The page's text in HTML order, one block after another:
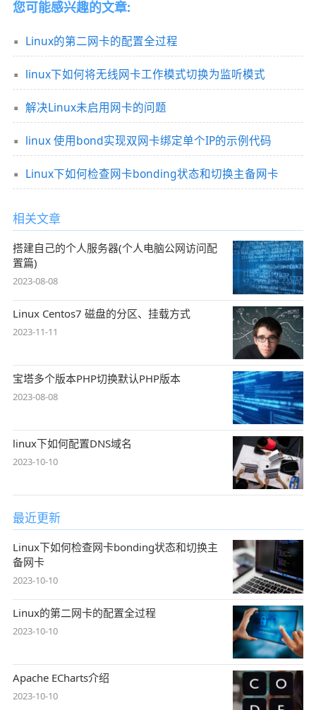
您可能感兴趣的文章:
Linux的第二网卡的配置全过程
linux下如何将无线网卡工作模式切换为监听模式
解决Linux未启用网卡的问题
linux 使用bond实现双网卡绑定单个IP的示例代码
Linux下如何检查网卡bonding状态和切换主备网卡
相关文章
搭建自己的个人服务器(个人电脑公网访问配
置篇)
2023-08-08
Linux Centos7 磁盘的分区、挂载方式
2023-11-11
宝塔多个版本PHP切换默认PHP版本
2023-08-08
linux下如何配置DNS域名
2023-10-10
最近更新
Linux下如何检查网卡bonding状态和切换主
备网卡
2023-10-10
Linux的第二网卡的配置全过程
2023-10-10
Apache ECharts介绍
2023-10-10